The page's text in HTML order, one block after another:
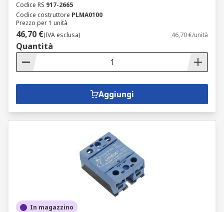
Codice RS 917-2665
Codice costruttore PLMA0100
Prezzo per 1 unità
46,70 €(IVA esclusa) 46,70 €/unità
Quantità
Aggiungi
In magazzino